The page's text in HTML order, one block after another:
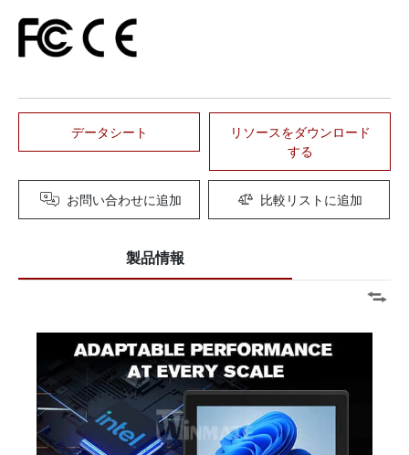
データシート
リソースをダウンロード
する
お問い合わせに追加 比較リストに追加
製品情報